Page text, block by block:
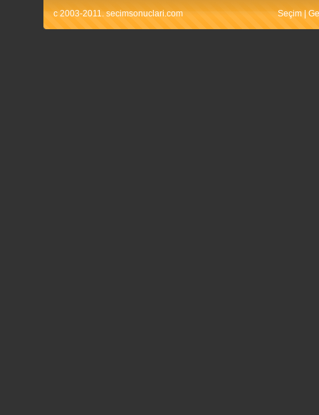
c 2003-2011. secimsonuclari.com Seçim